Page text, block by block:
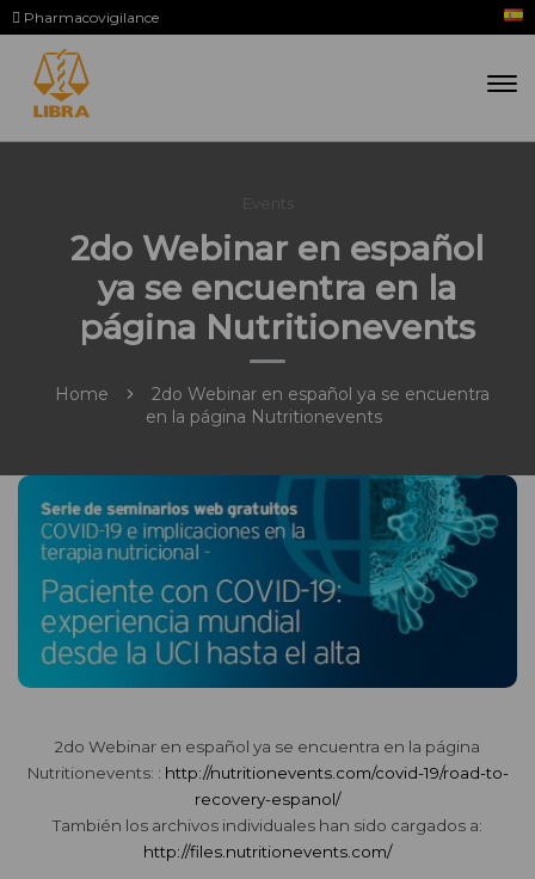
Pharmacovigilance
Events
2do Webinar en español
ya se encuentra en la
página Nutritionevents
Home
2do Webinar en español ya se encuentra
en la página Nutritionevents
2do Webinar en español ya se encuentra en la página
Nutritionevents: : http://nutritionevents.com/covid-19/road-to-
recovery-espanol/
También los archivos individuales han sido cargados a:
http://files.nutritionevents.com/